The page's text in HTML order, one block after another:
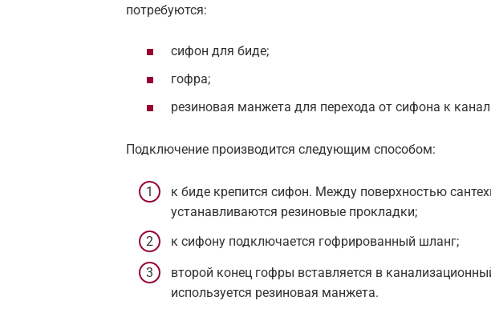
потребуются:
сифон для биде;
гофра;
резиновая манжета для перехода от сифона к
Подключение производится следующим способом:
к биде крепится сифон. Между поверхностью
устанавливаются резиновые прокладки;
к сифону подключается гофрированный шланг;
второй конец гофры вставляется в
используется резиновая манжета.